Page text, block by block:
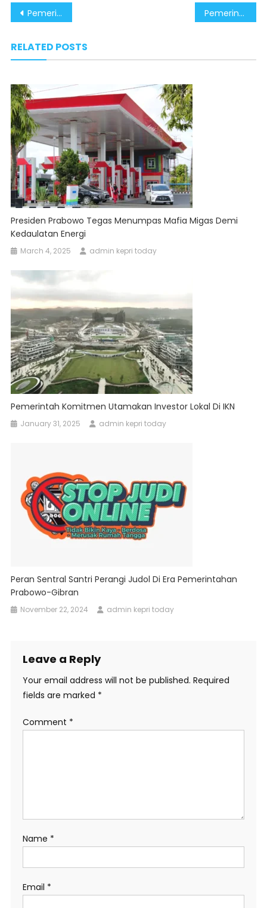
Post
Pemerintah Dengarkan Aspirasi Masyarakat, CASN 2024 Segera Diangkat Pemerintah Lakukan Penataan ASN, Seruan Demo Tolak Penundaan CASN Dinilai Tidak Relevan
RELATED POSTS
Presiden Prabowo Tegas Menumpas Mafia Migas Demi
Kedaulatan Energi
March 4, 2025 admin kepri today
Pemerintah Komitmen Utamakan Investor Lokal Di IKN
January 31, 2025 admin kepri today
Peran Sentral Santri Perangi Judol Di Era Pemerintahan
Prabowo-Gibran
November 22, 2024 admin kepri today
Leave a Reply
Your email address will not be published. Required
fields are marked *
Comment *
Name *
Email *